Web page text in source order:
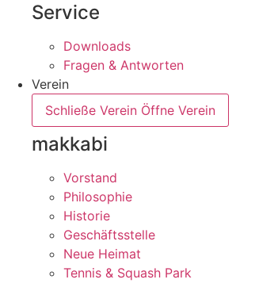
Service
Downloads
Fragen & Antworten
Verein
Schließe Verein Öffne Verein
makkabi
Vorstand
Philosophie
Historie
Geschäftsstelle
Neue Heimat
Tennis & Squash Park